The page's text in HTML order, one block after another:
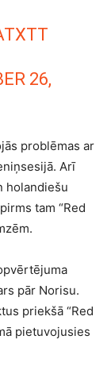
26,
problēmas ar
Arī
holandiešu
tam “Red
pār Norisu.
priekšā “Red
pietuvojusies